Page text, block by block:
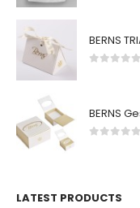
BERNS
LATEST PRODUCTS